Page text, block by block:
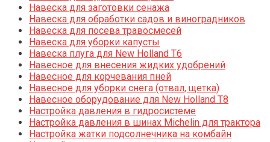
Навеска для заготовки сенажа
Навеска для обработки садов и виноградников
Навеска для посева травосмесей
Навеска для уборки капусты
Навеска плуга для New Holland T6
Навесное для внесения жидких удобрений
Навесное для корчевания пней
Навесное для уборки снега (отвал, щетка)
Навесное оборудование для New Holland T8
Настройка давления в гидросистеме
Настройка давления в шинах Michelin для трактора
Настройка жатки подсолнечника на комбайн